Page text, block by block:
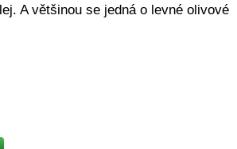
A většinou se jedná o levné olivové